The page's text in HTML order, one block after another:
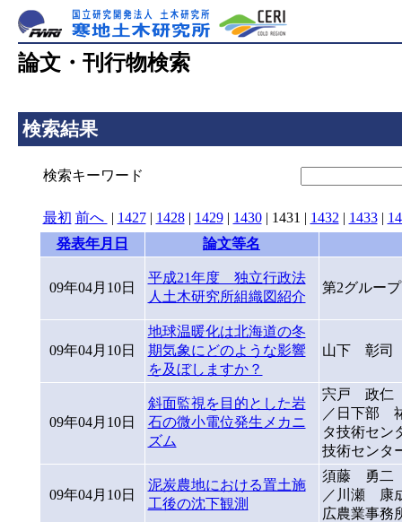
論文・刊行物検索
検索結果
検索キーワード
最初 前へ | 1427| 1428| 1429| 1430| 1431 | 1432 | 1433|
発表年月日
論文等名
09年04月10日
平成21年度 独立行政法
人土木研究所組織図紹介
第2グルー
09年04月10日
地球温暖化は北海道の冬
期気象にどのような影響
を及ぼしますか？
山下 彰司
09年04月10日
斜面監視を目的とした岩
石の微小電位発生メカニ
ズム
宍戸 政仁
／日下部
タ技術セン
技術センタ
09年04月10日
泥炭農地における置土施
工後の沈下観測
須藤 勇二
／川瀬 康
広農業事務